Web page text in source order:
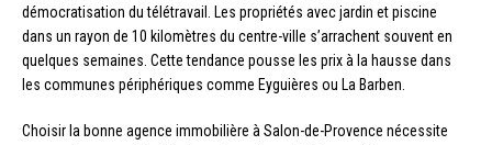
démocratisation du télétravail. Les propriétés avec jardin et piscine
dans un rayon de 10 kilomètres du centre-ville s’arrachent souvent en
quelques semaines. Cette tendance pousse les prix à la hausse dans
les communes périphériques comme Eyguières ou La Barben.
Choisir la bonne agence immobilière à Salon-de-Provence nécessite